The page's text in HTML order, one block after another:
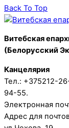
Back To Top
Витебская
(Белорусский
Канцелярия
Тел.: +375212-
94-55.
Электронная
Адрес для